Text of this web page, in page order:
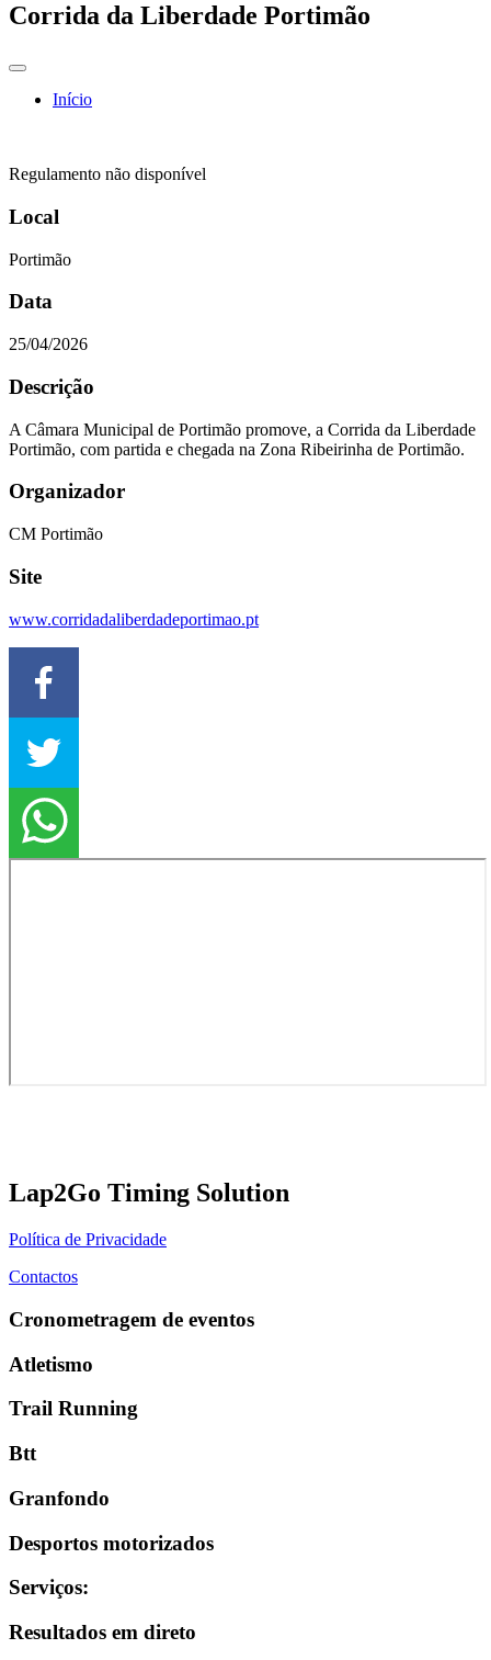
Corrida da Liberdade Portimão
Início
Regulamento não disponível
Local
Portimão
Data
25/04/2026
Descrição
A Câmara Municipal de Portimão promove, a Corrida da Liberdade
Portimão, com partida e chegada na Zona Ribeirinha de Portimão.
Organizador
CM Portimão
Site
www.corridadaliberdadeportimao.pt
Lap2Go Timing Solution
Política de Privacidade
Contactos
Cronometragem de eventos
Atletismo
Trail Running
Btt
Granfondo
Desportos motorizados
Serviços:
Resultados em direto